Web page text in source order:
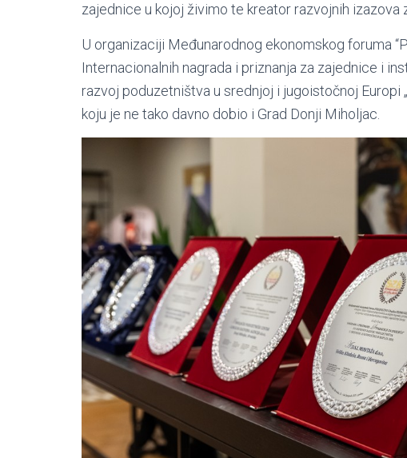
zajednice u kojoj živimo te kreator razvojnih izazova
U organizaciji Međunarodnog ekonomskog foruma
Internacionalnih nagrada i priznanja za zajednice i
razvoj poduzetništva u srednjoj i jugoistočnoj Europi
koju je ne tako davno dobio i Grad Donji Miholjac.